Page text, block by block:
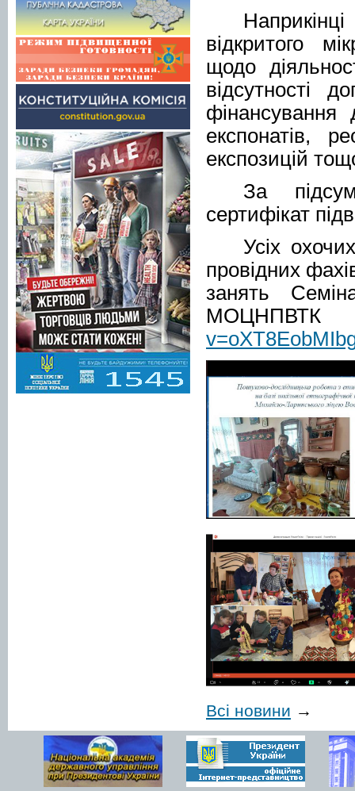
відкритого
щодо
відсутності
експонатів,
експозицій
За
сертифікат
Усіх
провідних
занять
Всі новини →